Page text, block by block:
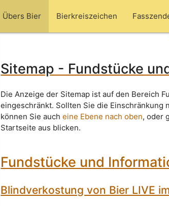
Übers Bier Bierkreiszeichen
Sitemap - Fundstücke
Die Anzeige der Sitemap ist auf den Bereich
eingeschränkt. Sollten Sie die Einschränkung
können Sie aucheine Ebene nach oben, oder
Startseite aus blicken.
Fundstücke und
Blindverkostung von Bier LIVE